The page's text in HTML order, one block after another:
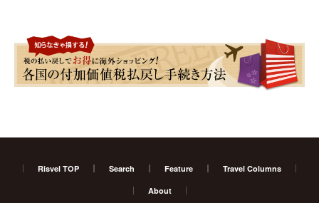
Risvel TOP Search Feature Travel Columns
About